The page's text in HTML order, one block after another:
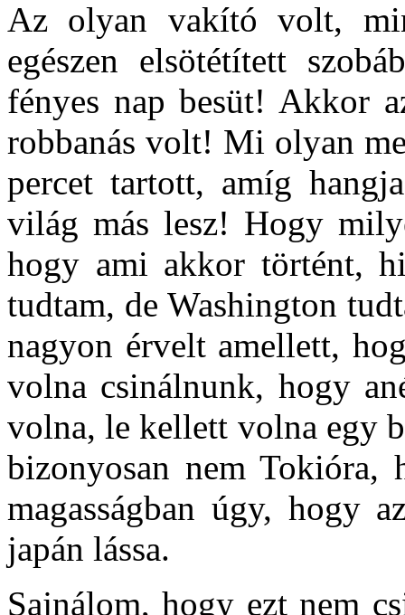
Az olyan vakító volt,
egészen elsötétített
fényes nap besüt! Akkor
robbanás volt! Mi olyan
percet tartott, amíg
világ más lesz! Hogy
hogy ami akkor történt,
tudtam, de Washington
nagyon érvelt amellett,
volna csinálnunk, hogy
volna, le kellett volna egy
bizonyosan nem
magasságban úgy, hogy
japán lássa.
Sajnálom, hogy ezt nem